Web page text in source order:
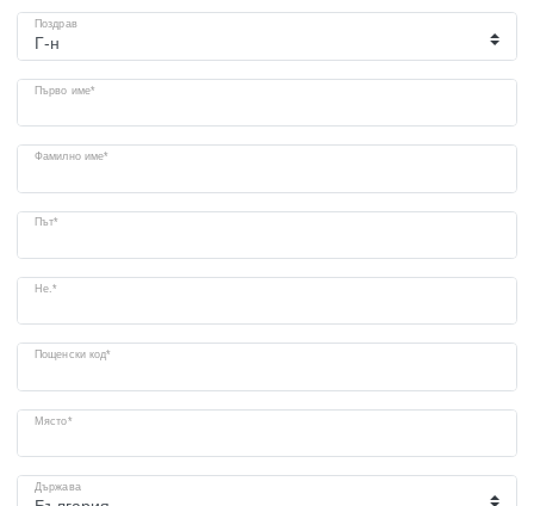
Поздрав
Първо име*
Фамилно име*
Път*
Не.*
Пощенски код*
Място*
Държава